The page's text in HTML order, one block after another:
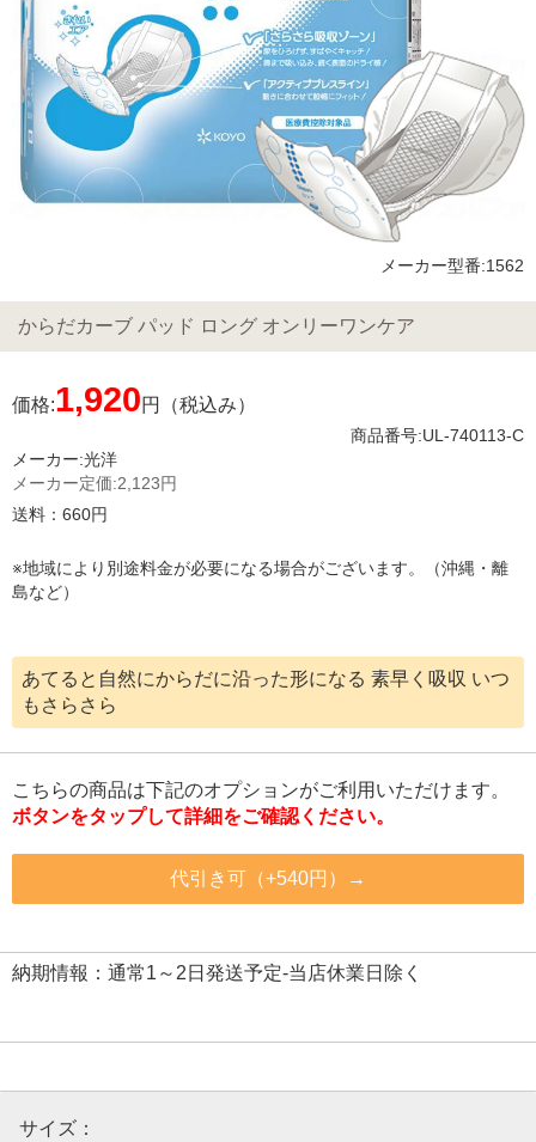
メーカー型番:1562
からだカーブ パッド ロング オンリーワンケア
価格:1,920円（税込み）
商品番号:UL-740113-C
メーカー:光洋
メーカー定価:2,123円
送料：660円
※地域により別途料金が必要になる場合がございます。（沖縄・離
島など）
あてると自然にからだに沿った形になる 素早く吸収 いつ
もさらさら
こちらの商品は下記のオプションがご利用いただけます。
ボタンをタップして詳細をご確認ください。
代引き可（+540円）→
納期情報：通常1～2日発送予定-当店休業日除く
サイズ：